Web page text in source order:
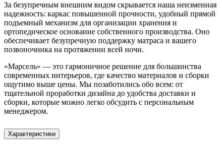
За безупречным внешним видом скрывается наша неизменная
надежность: каркас повышенной прочности, удобный прямой
подъемный механизм для организации хранения и
ортопедическое основание собственного производства. Оно
обеспечивает безупречную поддержку матраса и вашего
позвоночника на протяжении всей ночи.
«Марсель» — это гармоничное решение для большинства
современных интерьеров, где качество материалов и сборки
ощутимо выше цены. Мы позаботились обо всем: от
тщательной проработки дизайна до удобства доставки и
сборки, которые можно легко обсудить с персональным
менеджером.
Характеристики